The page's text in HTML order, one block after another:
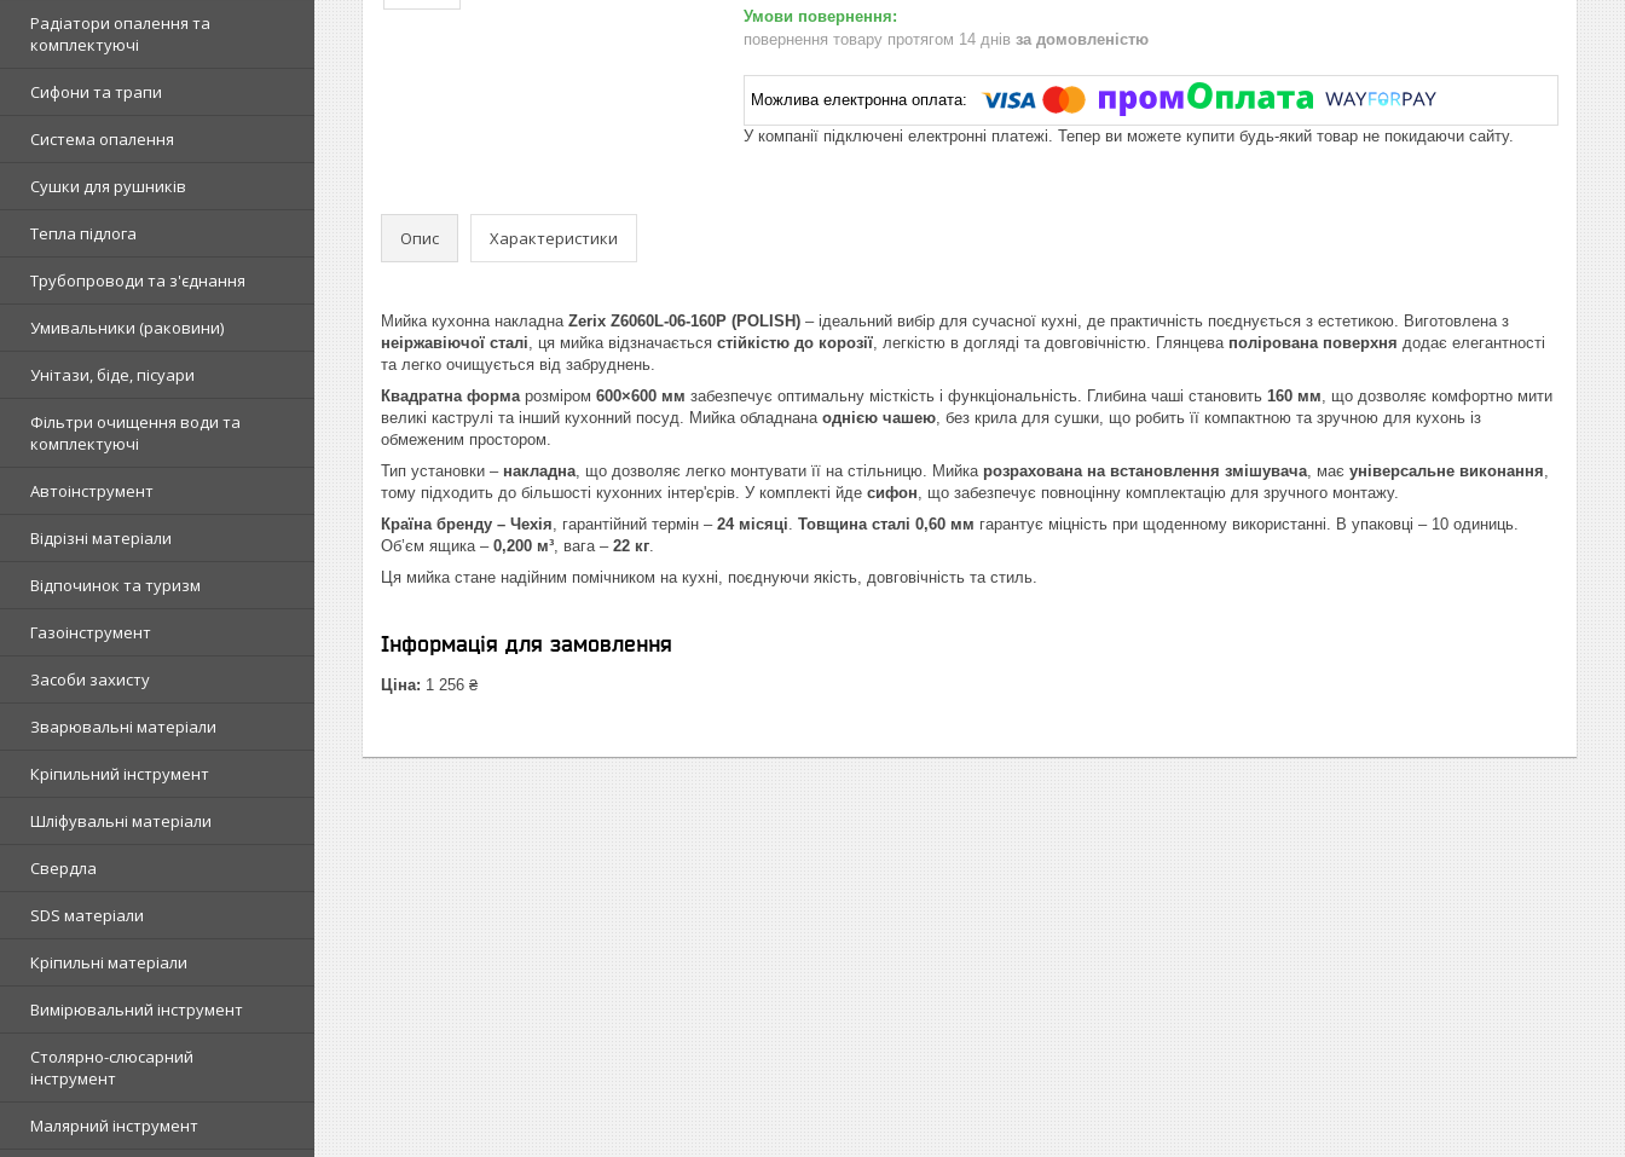
Радіатори опалення та
комплектуючі
Сифони та трапи
Система опалення
Сушки для рушників
Тепла підлога
Трубопроводи та з'єднання
Умивальники (раковини)
Унітази, біде, пісуари
Фільтри очищення води та
комплектуючі
Автоінструмент
Відрізні матеріали
Відпочинок та туризм
Газоінструмент
Засоби захисту
Зварювальні матеріали
Кріпильний інструмент
Шліфувальні матеріали
Свердла
SDS матеріали
Кріпильні матеріали
Вимірювальний інструмент
Столярно-слюсарний
інструмент
Малярний інструмент
повернення товару протягом 14 днів за домовленістю
У компанії підключені електронні платежі. Тепер ви можете купити будь-який товар не покидаючи сайту.
Опис Характеристики
Мийка кухонна накладна Zerix Z6060L-06-160P (POLISH) – ідеальний вибір для сучасної кухні, де практичність поєднується з естетикою. Виготовлена з
неіржавіючої сталі, ця мийка відзначається стійкістю до корозії, легкістю в догляді та довговічністю. Глянцева полірована поверхня додає елегантності
та легко очищується від забруднень.
Квадратна формарозміром 600×600 мм забезпечує оптимальну місткість і функціональність. Глибина чаші становить 160 мм, що дозволяє комфортно мити
великі каструлі та інший кухонний посуд. Мийка обладнана однією чашею, без крила для сушки, що робить її компактною та зручною для кухонь із
обмеженим простором.
Тип установки – накладна, що дозволяє легко монтувати її на стільницю. Мийка розрахована на встановлення змішувача, має універсальне виконання,
тому підходить до більшості кухонних інтер'єрів. У комплекті йде сифон, що забезпечує повноцінну комплектацію для зручного монтажу.
Країна бренду – Чехія, гарантійний термін – 24 місяці. Товщина сталі 0,60 мм гарантує міцність при щоденному використанні. В упаковці – 10 одиниць.
Об’єм ящика – 0,200 м³, вага – 22 кг.
Ця мийка стане надійним помічником на кухні, поєднуючи якість, довговічність та стиль.
Інформація для замовлення
Ціна: 1 256 ₴